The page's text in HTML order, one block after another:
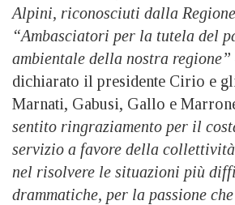
Alpini, riconosciuti dalla
“Ambasciatori per la tutela del
ambientale della nostra regione”
dichiarato il presidente Cirio e
Marnati, Gabusi, Gallo e
sentito ringraziamento per il
servizio a favore della
nel risolvere le situazioni più
drammatiche, per la passione